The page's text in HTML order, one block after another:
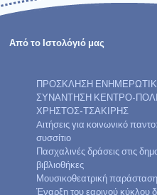
Από το Ιστολόγιό μας
ΠΡΟΣΚΛΗΣΗ
ΣΥΝΑΝΤΗΣΗ ΚΕΝΤΡΟ-
ΧΡΗΣΤΟΣ-ΤΣΑΚΙΡΗΣ
Aιτήσεις για κοινωνικό
συσσίτιο
Πασχαλινές δράσεις στις
βιβλιοθήκες
Μουσικοθεατρική παράσταση
Έναρξη του εαρινού κύκλου